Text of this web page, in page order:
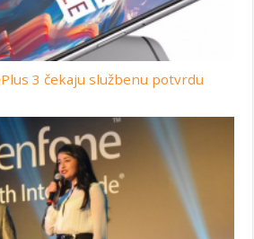
3 čekaju službenu potvrdu